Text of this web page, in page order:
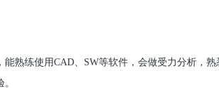
练使用CAD、SW等软件，会做受力分析，熟